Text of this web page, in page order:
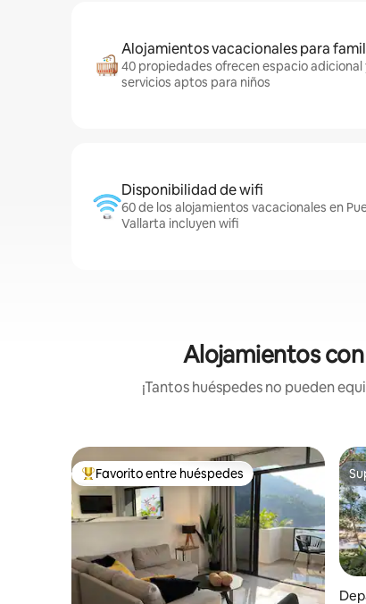
Alojamientos vacacionales para
40 propiedades ofrecen espacio adicional
servicios aptos para niños
Disponibilidad de wifi
60 de los alojamientos vacacionales en
Vallarta incluyen wifi
Alojamientos
¡Tantos huéspedes no pueden
De los mejores en Favorito entre huéspedes
Favorito entre huéspedes